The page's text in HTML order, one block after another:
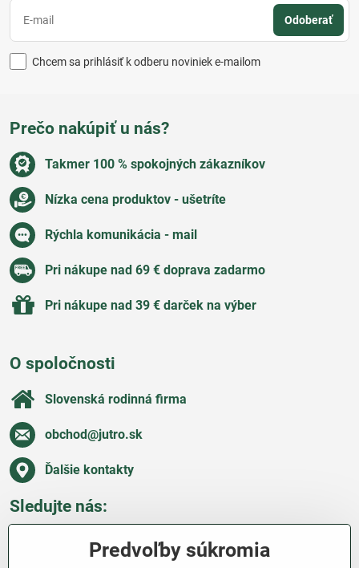
Odoberať
Chcem sa prihlásiť k odberu noviniek e-mailom
Prečo nakúpiť u nás?
Takmer 100 % spokojných zákazníkov
Nízka cena produktov - ušetríte
Rýchla komunikácia - mail
Pri nákupe nad 69 € doprava zadarmo
Pri nákupe nad 39 € darček na výber
O spoločnosti
Slovenská rodinná firma
obchod​@jutro​.sk
Ďalšie kontakty
Sledujte nás:
Predvoľby súkromia